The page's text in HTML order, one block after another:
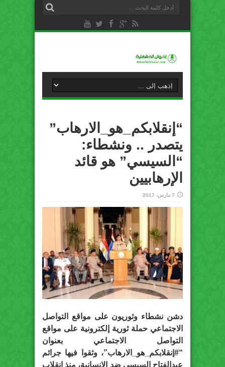
“إنقلابكم_هو_الارهاب”
يتصدر .. ونشطاء:
“السيسي” هو قائد
الإرهابيين
7 مارس، 2017
دشن نشطاء وثوريون على مواقع التواصل
الاجتماعي حملة ثورية إلكترونية على مواقع
التواصل الاجتماعي بعنوان
“#إنقلابكم_هو_الارهاب”، وثقوا فيها جرائم
عبدالفتاح السيسي ضد الإنسانية، منذ انقلاب